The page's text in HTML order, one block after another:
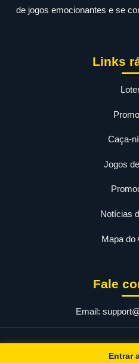
de jogos emocionantes e se
Links
Caça-
Jogos
Notícias
Mapa do
Fale
Email:
Entrar